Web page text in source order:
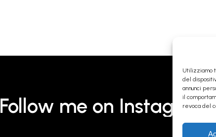
Utilizziamo
del
annunci
il
revoca del
Follow me on Instagram